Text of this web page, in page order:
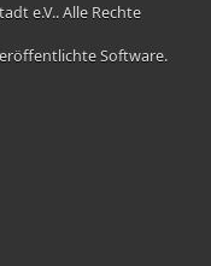
e.V.. Alle Rechte
Software.